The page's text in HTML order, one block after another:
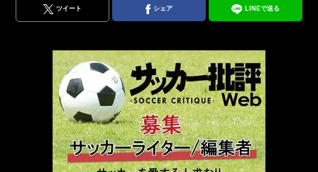
ツイート シェア LINEで送る